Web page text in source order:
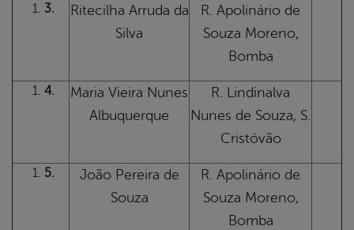
3.
Ritecilha Arruda da
Silva
R. Apolinário de
Souza Moreno,
Bomba
4.
Maria Vieira Nunes
Albuquerque
R. Lindinalva
Nunes de Souza, S.
Cristóvão
5.
João Pereira de
Souza
R. Apolinário de
Souza Moreno,
Bomba